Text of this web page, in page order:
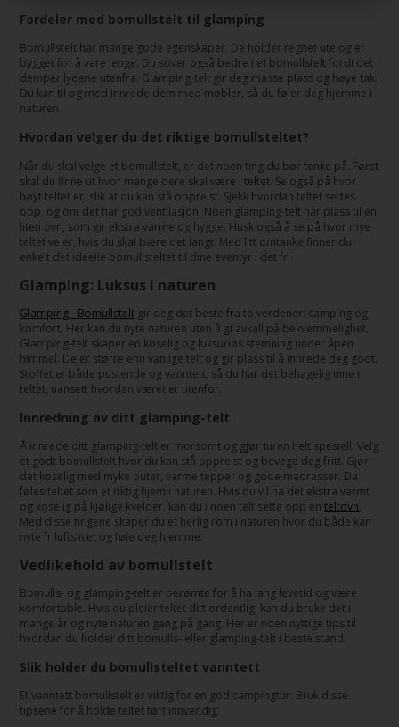
Fordeler med bomullstelt til glamping
Bomullstelt har mange gode egenskaper. De holder regnet ute og er
bygget for å vare lenge. Du sover også bedre i et bomullstelt fordi det
demper lydene utenfra. Glamping-telt gir deg masse plass og høye tak.
Du kan til og med innrede dem med møbler, så du føler deg hjemme i
naturen.
Hvordan velger du det riktige bomullsteltet?
Når du skal velge et bomullstelt, er det noen ting du bør tenke på. Først
skal du finne ut hvor mange dere skal være i teltet. Se også på hvor
høyt teltet er, slik at du kan stå oppreist. Sjekk hvordan teltet settes
opp, og om det har god ventilasjon. Noen glamping-telt har plass til en
liten ovn, som gir ekstra varme og hygge. Husk også å se på hvor mye
teltet veier, hvis du skal bære det langt. Med litt omtanke finner du
enkelt det ideelle bomullsteltet til dine eventyr i det fri.
Glamping: Luksus i naturen
Glamping - Bomullstelt gir deg det beste fra to verdener: camping og
komfort. Her kan du nyte naturen uten å gi avkall på bekvemmelighet.
Glamping-telt skaper en koselig og luksuriøs stemning under åpen
himmel. De er større enn vanlige telt og gir plass til å innrede deg godt.
Stoffet er både pustende og vanntett, så du har det behagelig inne i
teltet, uansett hvordan været er utenfor.
Innredning av ditt glamping-telt
Å innrede ditt glamping-telt er morsomt og gjør turen helt spesiell. Velg
et godt bomullstelt hvor du kan stå oppreist og bevege deg fritt. Gjør
det koselig med myke puter, varme tepper og gode madrasser. Da
føles teltet som et riktig hjem i naturen. Hvis du vil ha det ekstra varmt
og koselig på kjølige kvelder, kan du i noen telt sette opp enteltovn.
Med disse tingene skaper du et herlig rom i naturen hvor du både kan
nyte friluftslivet og føle deg hjemme.
Vedlikehold av bomullstelt
Bomulls- og glamping-telt er berømte for å ha lang levetid og være
komfortable. Hvis du pleier teltet ditt ordentlig, kan du bruke det i
mange år og nyte naturen gang på gang. Her er noen nyttige tips til
hvordan du holder ditt bomulls- eller glamping-telt i beste stand.
Slik holder du bomullsteltet vanntett
Et vanntett bomullstelt er viktig for en god campingtur. Bruk disse
tipsene for å holde teltet tørt innvendig: